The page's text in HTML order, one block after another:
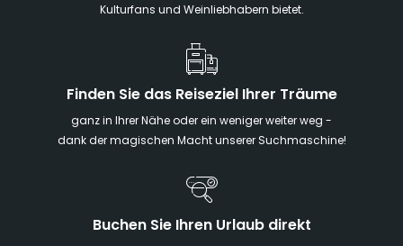
Kulturfans und Weinliebhabern bietet.
Finden Sie das Reiseziel Ihrer Träume
ganz in Ihrer Nähe oder ein weniger weiter weg -
dank der magischen Macht unserer Suchmaschine!
Buchen Sie Ihren Urlaub direkt